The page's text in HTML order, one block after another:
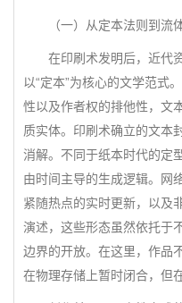
（一）从定本法则到流
在印刷术发明后，近代资
以“定本”为核心的文学范式
性以及作者权的排他性，文
质实体。印刷术确立的文本
消解。不同于纸本时代的定
由时间主导的生成逻辑。网
紧随热点的实时更新，以及
演述，这些形态虽然依托于
边界的开放。在这里，作品
在物理存储上暂时闭合，但